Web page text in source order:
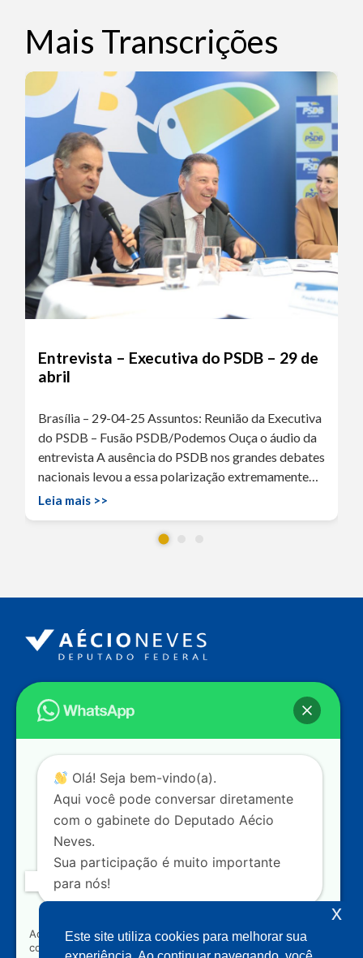
Mais Transcrições
Entrevista – Executiva do PSDB – 29 de
abril
Brasília – 29-04-25 Assuntos: Reunião da Executiva
do PSDB – Fusão PSDB/Podemos Ouça o áudio da
entrevista A ausência do PSDB nos grandes debates
nacionais levou a essa polarização extremamente…
Leia mais >>
Endereço
Câmara dos Deputados
Ed. Principal, Ala C – Gabinete
Contato
dep.aecioneves@camara.leg.br
+55 (61) 3215-5964
+55 (31) 3261-0121
+55 (31) 97150-0834
Nossas redes
Olá! Seja bem-vindo(a).
Aqui você pode conversar diretamente
com o gabinete do Deputado Aécio
Neves.
Sua participação é muito importante
para nós!
Ao clicar para iniciar o contato pelo WhatsApp, você
concorda que seus dados serão utilizados exclusivamente
Este site utiliza cookies para melhorar sua
x